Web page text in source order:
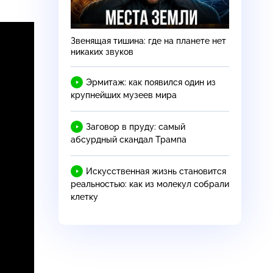
Звенящая тишина: где на планете нет
никаких звуков
Эрмитаж: как появился один из
крупнейших музеев мира
Заговор в пруду: самый
абсурдный скандал Трампа
Искусственная жизнь становится
реальностью: как из молекул собрали
клетку